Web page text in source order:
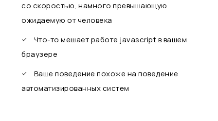
со скоростью, намного превышающую
ожидаемую от человека
Что-то мешает работе javascript в вашем
браузере
Ваше поведение похоже на поведение
автоматизированных систем